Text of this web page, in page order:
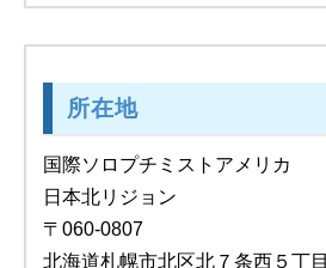
所在地
国際ソロプチミストアメリカ
日本北リジョン
〒060-0807
北海道札幌市北区北７条西５丁目